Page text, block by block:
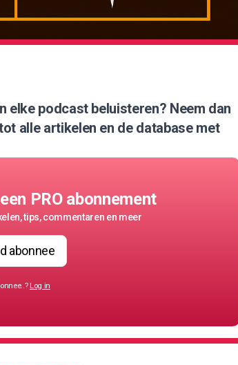
elke podcast beluisteren? Neem dan
alle artikelen en de database met
PRO abonnement
tips, commentaren en meer
abonnee
Log in